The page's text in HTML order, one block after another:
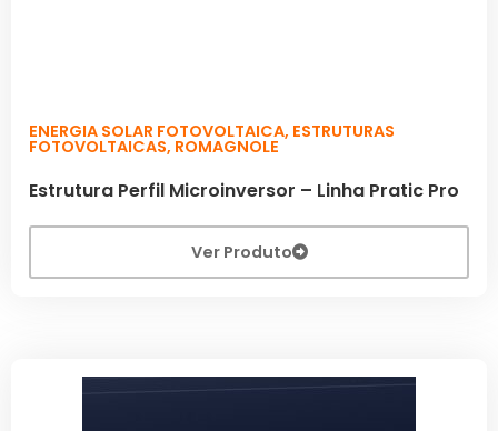
ENERGIA SOLAR FOTOVOLTAICA, ESTRUTURAS
FOTOVOLTAICAS, ROMAGNOLE
Estrutura Perfil Microinversor – Linha Pratic Pro
Ver Produto